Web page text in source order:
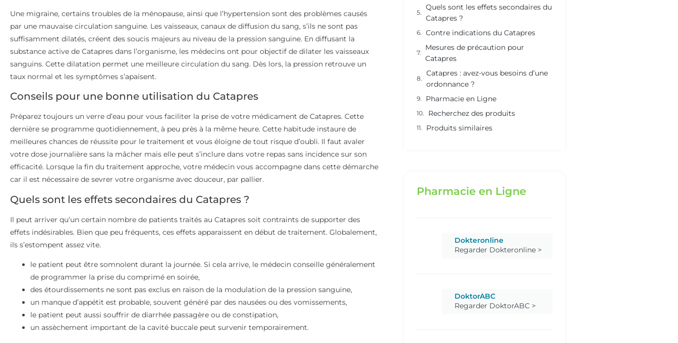
Une migraine, certains troubles de la ménopause, ainsi que l’hypertension sont des problèmes causés
par une mauvaise circulation sanguine. Les vaisseaux, canaux de diffusion du sang, s’ils ne sont pas
suffisamment dilatés, créent des soucis majeurs au niveau de la pression sanguine. En diffusant la
substance active de Catapres dans l’organisme, les médecins ont pour objectif de dilater les vaisseaux
sanguins. Cette dilatation permet une meilleure circulation du sang. Dès lors, la pression retrouve un
taux normal et les symptômes s’apaisent.
Conseils pour une bonne utilisation du Catapres
Préparez toujours un verre d’eau pour vous faciliter la prise de votre médicament de Catapres. Cette
dernière se programme quotidiennement, à peu près à la même heure. Cette habitude instaure de
meilleures chances de réussite pour le traitement et vous éloigne de tout risque d’oubli. Il faut avaler
votre dose journalière sans la mâcher mais elle peut s’inclure dans votre repas sans incidence sur son
efficacité. Lorsque la fin du traitement approche, votre médecin vous accompagne dans cette démarche
car il est nécessaire de sevrer votre organisme avec douceur, par pallier.
Quels sont les effets secondaires du Catapres ?
Il peut arriver qu’un certain nombre de patients traités au Catapres soit contraints de supporter des
effets indésirables. Bien que peu fréquents, ces effets apparaissent en début de traitement. Globalement,
ils s’estompent assez vite.
le patient peut être somnolent durant la journée. Si cela arrive, le médecin conseille généralement
de programmer la prise du comprimé en soirée,
des étourdissements ne sont pas exclus en raison de la modulation de la pression sanguine,
un manque d’appétit est probable, souvent généré par des nausées ou des vomissements,
le patient peut aussi souffrir de diarrhée passagère ou de constipation,
un assèchement important de la cavité buccale peut survenir temporairement.
Quels sont les effets secondaires du
Catapres ?
Contre indications du Catapres
Mesures de précaution pour
Catapres
Catapres : avez-vous besoins d’une
ordonnance ?
Pharmacie en Ligne
Recherchez des produits
Produits similaires
Pharmacie en Ligne
Dokteronline
Regarder Dokteronline >
DoktorABC
Regarder DoktorABC >